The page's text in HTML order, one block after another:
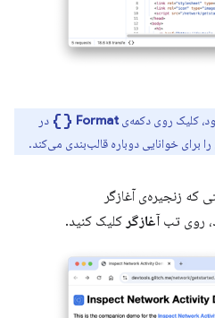
کلیک روی دکمه‌ی Format
data_object در
برای خوانایی دوباره قالب‌بندی می‌کند.
که زنجیره‌ی آغازگر
روی تب آغازگر کلیک کنید.